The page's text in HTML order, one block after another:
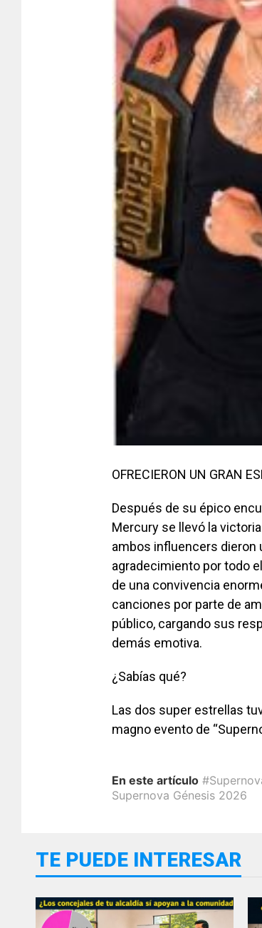
OFRECIERON UN GRAN
Después de su épico
Mercury se llevó la
ambos influencers dieron
agradecimiento por todo
de una convivencia
canciones por parte de
público, cargando sus
demás emotiva.
¿Sabías qué?
Las dos super estrellas
magno evento de
En este artículo
Supernova Génesis 2026
TE PUEDE INTERESAR